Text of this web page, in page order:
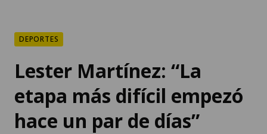
DEPORTES
Lester Martínez: “La
etapa más difícil empezó
hace un par de días”